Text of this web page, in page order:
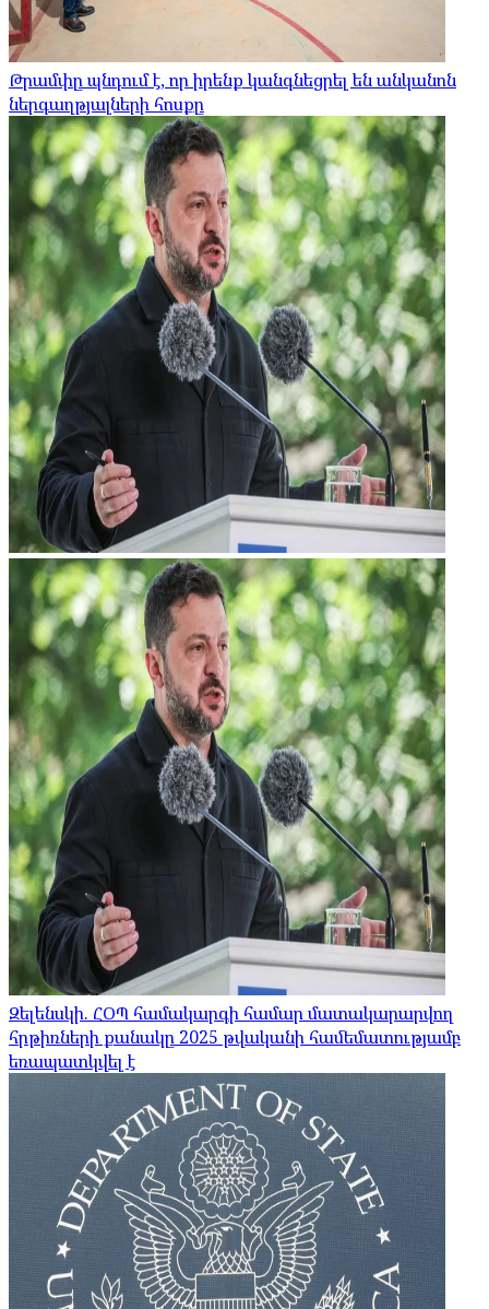
Թրամփը պնդում է, որ իրենք կանգնեցրել են անկանոն
ներգաղթյալների հոսքը
Զելենսկի. ՀՕՊ համակարգի համար մատակարարվող
հրթիռների քանակը 2025 թվականի համեմատությամբ
եռապատկվել է